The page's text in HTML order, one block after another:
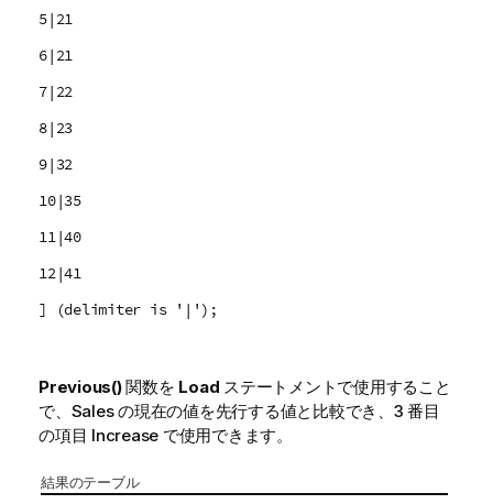
5|21
6|21
7|22
8|23
9|32
10|35
11|40
12|41
] (delimiter is '|');
Previous()関数を Load ステートメントで使用すること
で、 Salesの現在の値を先行する値と比較でき、3 番目
の項目 Increase で使用できます。
結果のテーブル